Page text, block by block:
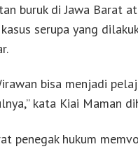
buruk di Jawa Barat
serupa yang
bisa menjadi
kata Kiai Maman
penegak hukum